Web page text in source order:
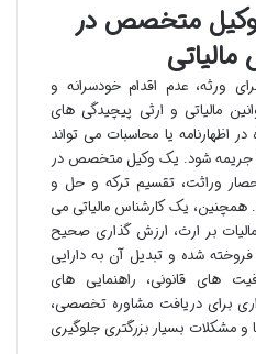
وکیل متخصص در
ورثه، عدم اقدام خودسرانه و
مالیاتی و ارثی پیچیدگی های
در اظهارنامه یا محاسبات می تواند
جریمه شود. یک وکیل متخصص در
وراثت، تقسیم ترکه و حل و
همچنین، یک کارشناس مالیاتی می
مالیات بر ارث، ارزش گذاری صحیح
شده و تبدیل آن به دارایی
های قانونی، راهنمایی های
برای دریافت مشاوره تخصصی،
و مشکلات بسیار بزرگتری جلوگیری